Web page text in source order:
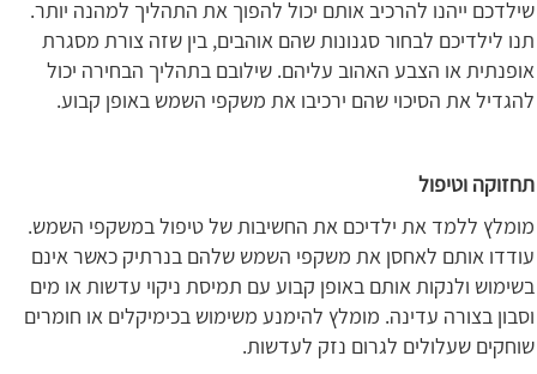
שילדכם ייהנו להרכיב אותם יכול להפוך את התהליך למהנה יותר.
תנו לילדיכם לבחור סגנונות שהם אוהבים, בין שזה צורת מסגרת
אופנתית או הצבע האהוב עליהם. שילובם בתהליך הבחירה יכול
להגדיל את הסיכוי שהם ירכיבו את משקפי השמש באופן קבוע.
תחזוקה וטיפול
מומלץ ללמד את ילדיכם את החשיבות של טיפול במשקפי השמש.
עודדו אותם לאחסן את משקפי השמש שלהם בנרתיק כאשר אינם
בשימוש ולנקות אותם באופן קבוע עם תמיסת ניקוי עדשות או מים
וסבון בצורה עדינה. מומלץ להימנע משימוש בכימיקלים או חומרים
שוחקים שעלולים לגרום נזק לעדשות.